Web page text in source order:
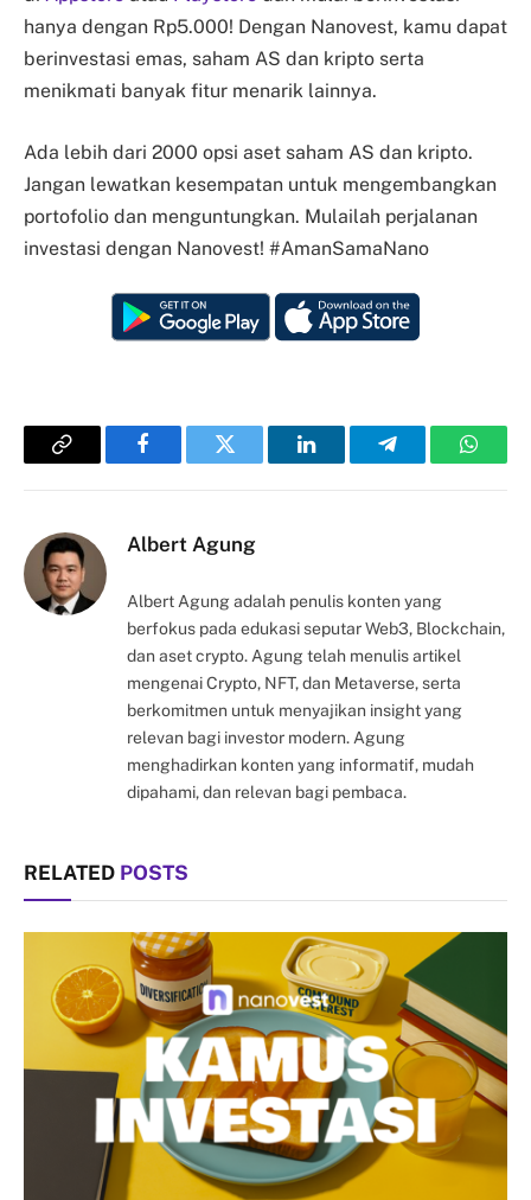
hanya dengan Rp5.000! Dengan Nanovest, kamu dapat
berinvestasi emas, saham AS dan kripto serta
menikmati banyak fitur menarik lainnya.
Ada lebih dari 2000 opsi aset saham AS dan kripto.
Jangan lewatkan kesempatan untuk mengembangkan
portofolio dan menguntungkan. Mulailah perjalanan
investasi dengan Nanovest! #AmanSamaNano
Copy
FacebookTwitter LinkedInTelegram
Albert Agung
Albert Agung adalah penulis konten yang
berfokus pada edukasi seputar Web3, Blockchain,
dan aset crypto. Agung telah menulis artikel
mengenai Crypto, NFT, dan Metaverse, serta
berkomitmen untuk menyajikan insight yang
relevan bagi investor modern. Agung
menghadirkan konten yang informatif, mudah
dipahami, dan relevan bagi pembaca.
RELATED POSTS